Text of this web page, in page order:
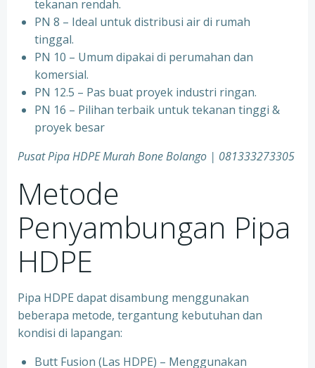
tekanan rendah.
PN 8 – Ideal untuk distribusi air di rumah
tinggal.
PN 10 – Umum dipakai di perumahan dan
komersial.
PN 12.5 – Pas buat proyek industri ringan.
PN 16 – Pilihan terbaik untuk tekanan tinggi &
proyek besar
Pusat Pipa HDPE Murah Bone Bolango | 081333273305
Metode
Penyambungan Pipa
HDPE
Pipa HDPE dapat disambung menggunakan
beberapa metode, tergantung kebutuhan dan
kondisi di lapangan:
Butt Fusion (Las HDPE) – Menggunakan